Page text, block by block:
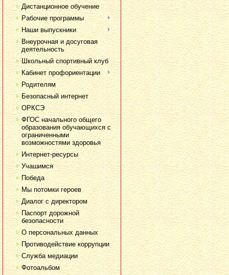
Дистанционное обучение
Рабочие программы
Наши выпускники
Внеурочная и досуговая
деятельность
Школьный спортивный клуб
Кабинет профориентации
Родителям
Безопасный интернет
ОРКСЭ
ФГОС начального общего
образования обучающихся с
ограниченными
возможностями здоровья
Интернет-ресурсы
Учашимся
Победа
Мы потомки героев
Диалог с директором
Паспорт дорожной
безопасности
О персональных данных
Противодействие коррупции
Служба медиации
Фотоальбом